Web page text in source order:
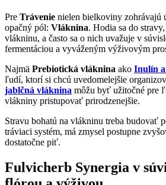
Pre Trávenie nielen bielkoviny zohrávajú
opačný pól: Vláknina. Hodia sa do
vlákninu, a často sa o nich uvažuje v
fermentáciou a vyváženým výživovým
Najmä Prebiotická vláknina ako Inulín
ľudí, ktorí si chcú uvedomelejšie
jablčná vláknina môžu byť užitočné pre
vlákniny pristupovať prirodzenejšie.
Stravu bohatú na vlákninu treba budovať
tráviaci systém, má zmysel postupne
dostatočne piť.
Fulvicherb Synergia v